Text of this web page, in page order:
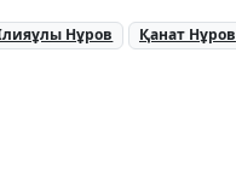
Нұров Қанат Нұров